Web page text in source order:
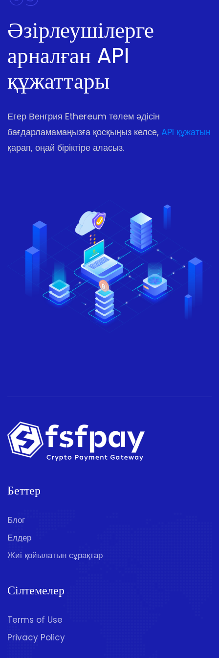
Әзірлеушілерге
арналған API
құжаттары
Егер Венгрия Ethereum төлем әдісін
бағдарламамаңызға қосқыңыз келсе, API құжатын
қарап, оңай біріктіре аласыз.
Беттер
Блог
Елдер
Жиі қойылатын сұрақтар
Сілтемелер
Terms of Use
Privacy Policy